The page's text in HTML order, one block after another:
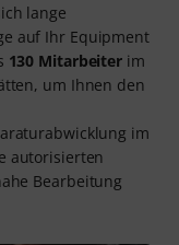
lange
auf Ihr Equipment
130 Mitarbeiterim
um Ihnen den
im
autorisierten
Bearbeitung